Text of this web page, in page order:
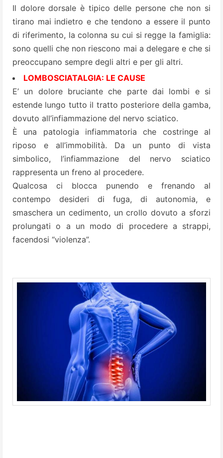
Il dolore dorsale è tipico delle persone che non si
tirano mai indietro e che tendono a essere il punto
di riferimento, la colonna su cui si regge la famiglia:
sono quelli che non riescono mai a delegare e che si
preoccupano sempre degli altri e per gli altri.
LOMBOSCIATALGIA: LE CAUSE
E’ un dolore bruciante che parte dai lombi e si
estende lungo tutto il tratto posteriore della gamba,
dovuto all’infiammazione del nervo sciatico.
È una patologia infiammatoria che costringe al
riposo e all’immobilità. Da un punto di vista
simbolico, l’infiammazione del nervo sciatico
rappresenta un freno al procedere.
Qualcosa ci blocca punendo e frenando al
contempo desideri di fuga, di autonomia, e
smaschera un cedimento, un crollo dovuto a sforzi
prolungati o a un modo di procedere a strappi,
facendosi “violenza”.